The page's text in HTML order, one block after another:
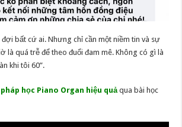
bất cứ ai. Nhưng chỉ cần một niềm tin và sự
là quá trễ để theo đuổi đam mê. Không có gì là
khi tôi 60”.
học Piano Organ hiệu quảqua bài học